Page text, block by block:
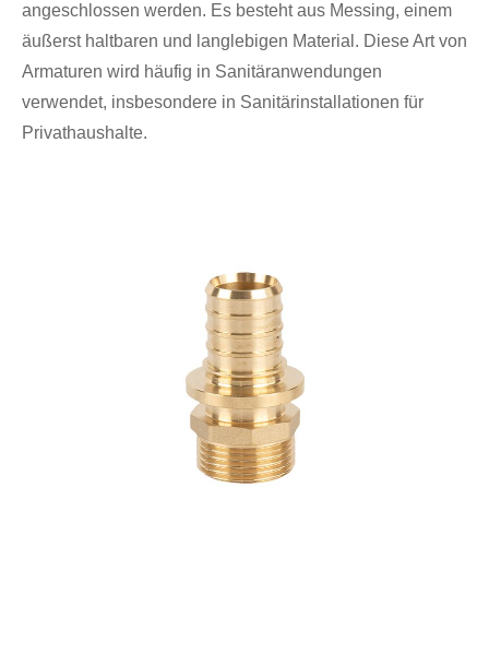
angeschlossen werden. Es besteht aus Messing, einem
äußerst haltbaren und langlebigen Material. Diese Art von
Armaturen wird häufig in Sanitäranwendungen
verwendet, insbesondere in Sanitärinstallationen für
Privathaushalte.